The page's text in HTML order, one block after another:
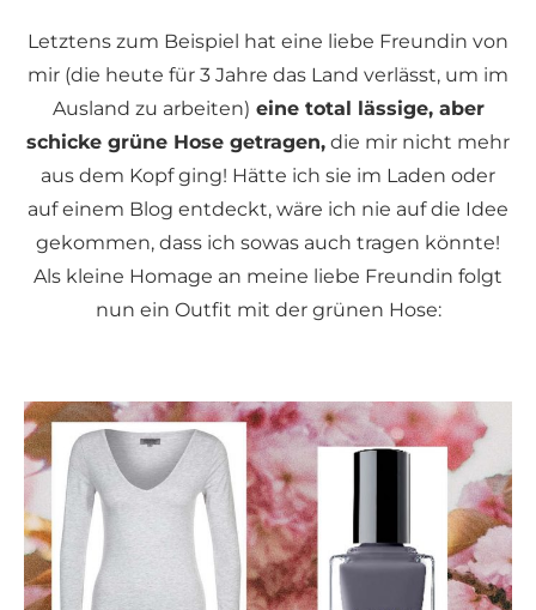
Letztens zum Beispiel hat eine liebe Freundin von
mir (die heute für 3 Jahre das Land verlässt, um im
Ausland zu arbeiten) eine total lässige, aber
schicke grüne Hose getragen, die mir nicht mehr
aus dem Kopf ging! Hätte ich sie im Laden oder
auf einem Blog entdeckt, wäre ich nie auf die Idee
gekommen, dass ich sowas auch tragen könnte!
Als kleine Homage an meine liebe Freundin folgt
nun ein Outfit mit der grünen Hose: